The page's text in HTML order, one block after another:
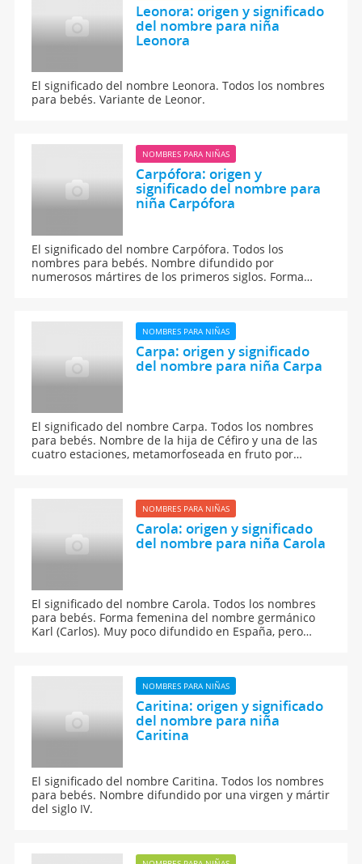
Leonora: origen y significado
del nombre para niña
Leonora
El significado del nombre Leonora. Todos los nombres
para bebés. Variante de Leonor.
NOMBRES PARA NIÑAS
Carpófora: origen y
significado del nombre para
niña Carpófora
El significado del nombre Carpófora. Todos los
nombres para bebés. Nombre difundido por
numerosos mártires de los primeros siglos. Forma
NOMBRES PARA NIÑAS
Carpa: origen y significado
del nombre para niña Carpa
El significado del nombre Carpa. Todos los nombres
para bebés. Nombre de la hija de Céfiro y una de las
cuatro estaciones, metamorfoseada en fruto por
NOMBRES PARA NIÑAS
Carola: origen y significado
del nombre para niña Carola
El significado del nombre Carola. Todos los nombres
para bebés. Forma femenina del nombre germánico
Karl (Carlos). Muy poco difundido en España, pero
NOMBRES PARA NIÑAS
Caritina: origen y significado
del nombre para niña
Caritina
El significado del nombre Caritina. Todos los nombres
para bebés. Nombre difundido por una virgen y mártir
del siglo IV.